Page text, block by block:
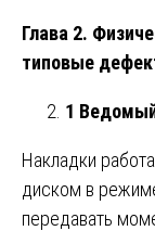
Глава 2.
типовые
1
Накладки
диском в
передавать